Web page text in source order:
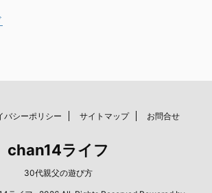
バシーポリシー サイトマップ お問合せ
chan14ライフ
30代親父の遊び方